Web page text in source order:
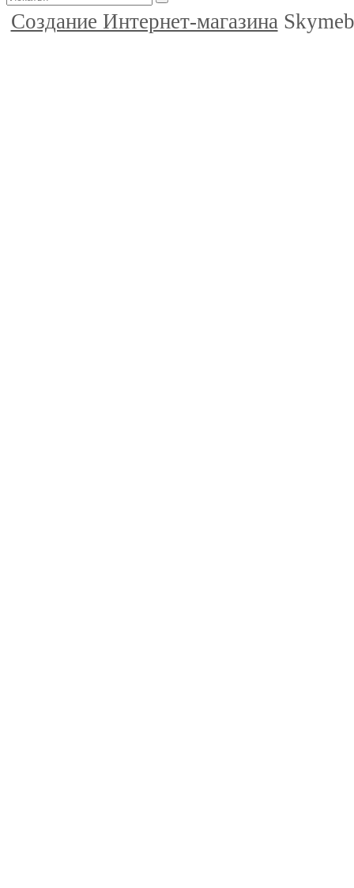
Создание Интернет-магазина